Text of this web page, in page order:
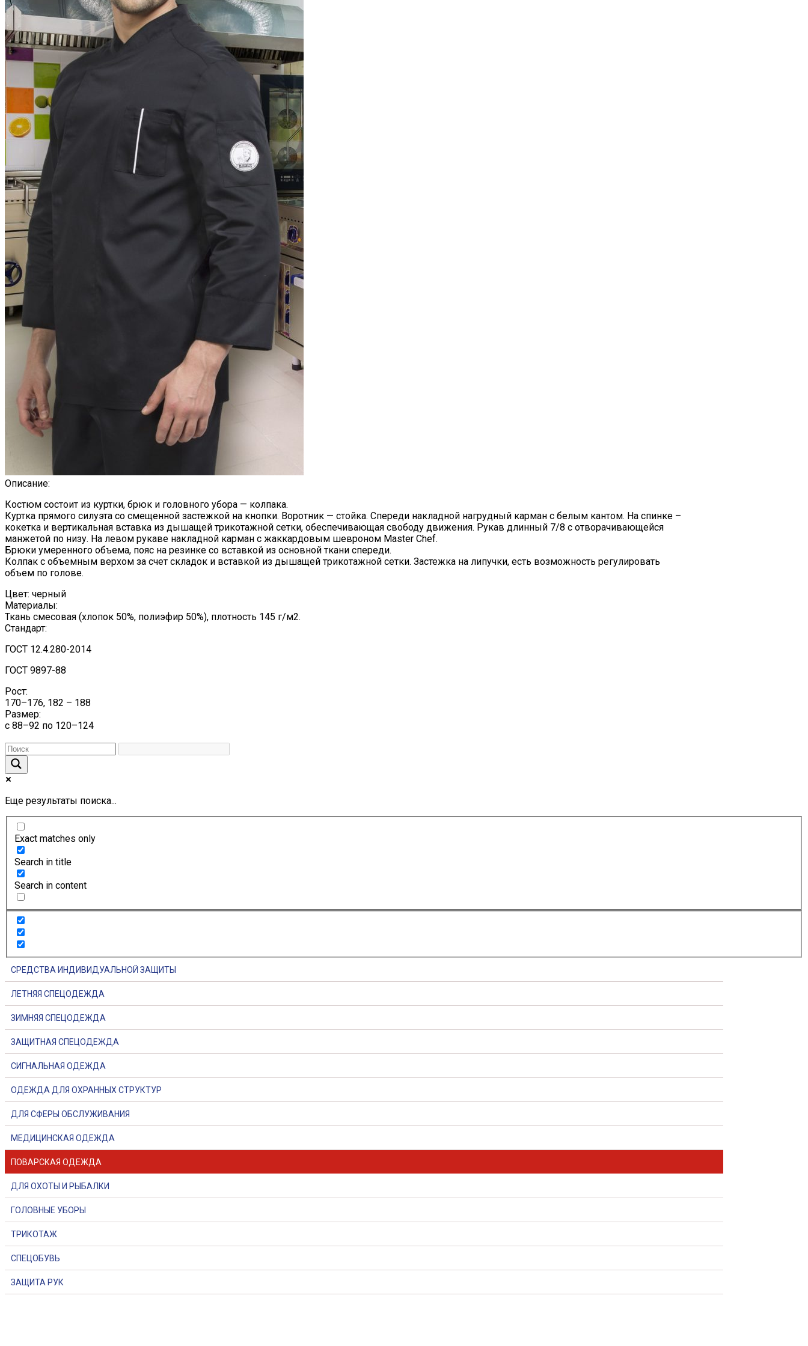
Описание:
Костюм состоит из куртки, брюк и головного убора — колпака.
Куртка прямого силуэта со смещенной застежкой на кнопки. Воротник — стойка. Спереди накладной нагрудный карман с белым кантом. На спинке –
кокетка и вертикальная вставка из дышащей трикотажной сетки, обеспечивающая свободу движения. Рукав длинный 7/8 с отворачивающейся
манжетой по низу. На левом рукаве накладной карман с жаккардовым шевроном Master Chef.
Брюки умеренного объема, пояс на резинке со вставкой из основной ткани спереди.
Колпак с объемным верхом за счет складок и вставкой из дышащей трикотажной сетки. Застежка на липучки, есть возможность регулировать
объем по голове.
Цвет: черный
Материалы:
Ткань смесовая (хлопок 50%, полиэфир 50%), плотность 145 г/м2.
Стандарт:
ГОСТ 12.4.280-2014
ГОСТ 9897-88
Рост:
170–176, 182 – 188
Размер:
с 88–92 по 120–124
Еще результаты поиска...
Exact matches only
Search in title
Search in content
СРЕДСТВА ИНДИВИДУАЛЬНОЙ ЗАЩИТЫ
ЛЕТНЯЯ СПЕЦОДЕЖДА
ЗИМНЯЯ СПЕЦОДЕЖДА
ЗАЩИТНАЯ СПЕЦОДЕЖДА
СИГНАЛЬНАЯ ОДЕЖДА
ОДЕЖДА ДЛЯ ОХРАННЫХ СТРУКТУР
ДЛЯ СФЕРЫ ОБСЛУЖИВАНИЯ
МЕДИЦИНСКАЯ ОДЕЖДА
ПОВАРСКАЯ ОДЕЖДА
ДЛЯ ОХОТЫ И РЫБАЛКИ
ГОЛОВНЫЕ УБОРЫ
ТРИКОТАЖ
СПЕЦОБУВЬ
ЗАЩИТА РУК